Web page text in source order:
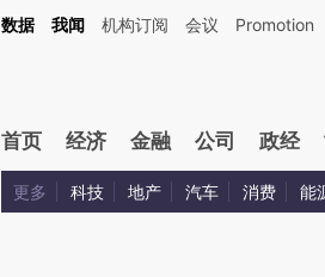
数据 我闻 机构订阅 会议 Promotion
首页 经济 金融 公司 政经
更多 科技 地产 汽车 消费 能